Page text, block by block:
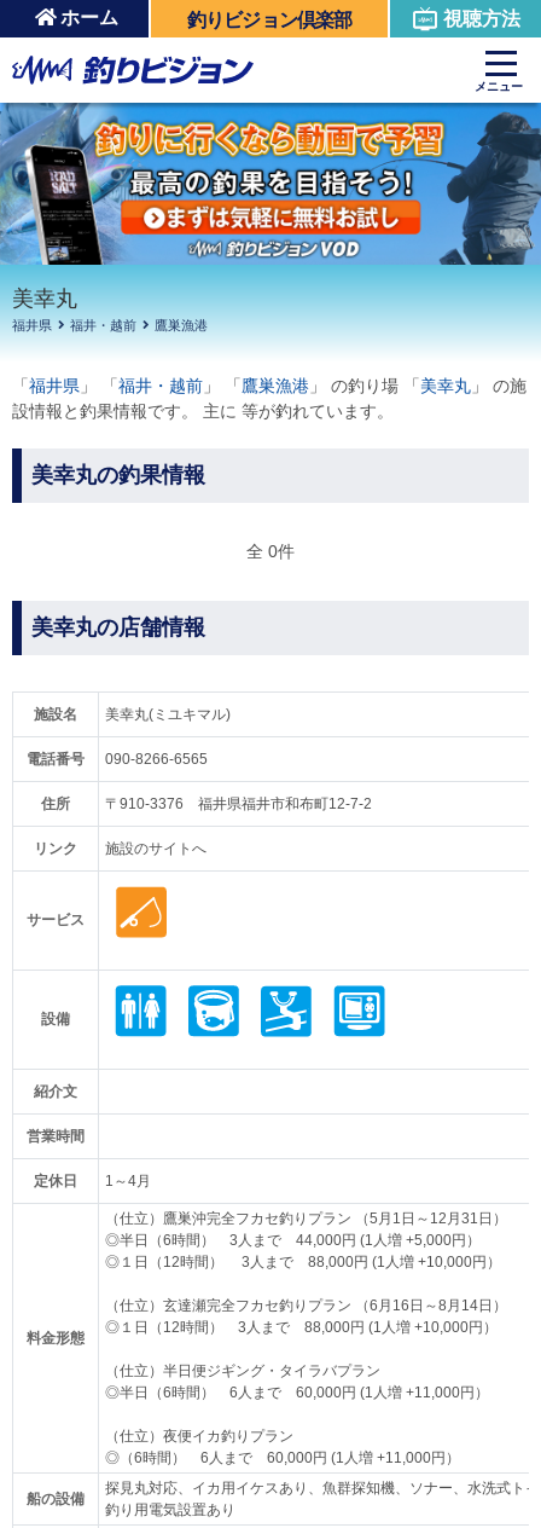
ホーム 釣りビジョン倶楽部 視聴方法
メニュー
美幸丸
福井県 福井・越前 鷹巣漁港
「 福井県 」 「 福井・越前 」 「 鷹巣漁港 」 の釣り場 「 美幸丸 」 の施
設情報と釣果情報です。 主に 等が釣れています。
美幸丸の釣果情報
全 0件
美幸丸の店舗情報
施設名 美幸丸(ミユキマル)
電話番号 090-8266-6565
住所 〒910-3376 福井県福井市和布町12-7-2
リンク 施設のサイトへ
サービス
設備
紹介文
営業時間
定休日 1～4月
料金形態
（仕立）鷹巣沖完全フカセ釣りプラン （5月1日～12月31日）
◎半日（6時間） 3人まで 44,000円 (1人増 +5,000円）
◎１日（12時間） 3人まで 88,000円 (1人増 +10,000円）
（仕立）玄達瀬完全フカセ釣りプラン （6月16日～8月14日）
◎１日（12時間） 3人まで 88,000円 (1人増 +10,000円）
（仕立）半日便ジギング・タイラバプラン
◎半日（6時間） 6人まで 60,000円 (1人増 +11,000円）
（仕立）夜便イカ釣りプラン
◎（6時間） 6人まで 60,000円 (1人増 +11,000円）
船の設備
探見丸対応、イカ用イケスあり、魚群探知機、ソナー、水洗式ト
釣り用電気設置あり
周辺の施設を見る